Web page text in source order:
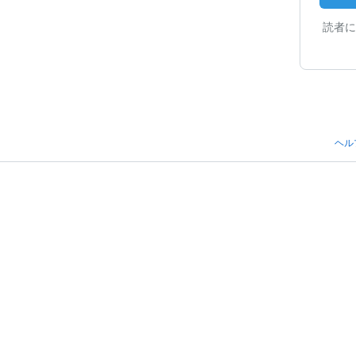
読者
ヘル